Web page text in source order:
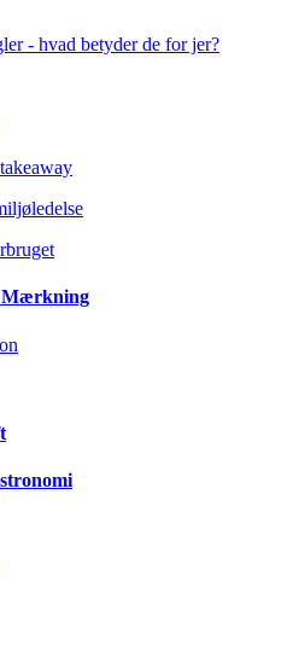
- hvad betyder de for jer?
Mærkning